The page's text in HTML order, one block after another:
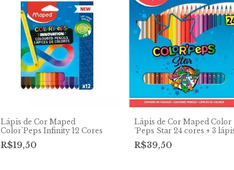
Lápis de Cor Maped
Color'Peps Infinity 12 Cores
R$19,50
Lápis de Cor Maped Color
´Peps Star 24 cores + 3
Grafite
R$39,50